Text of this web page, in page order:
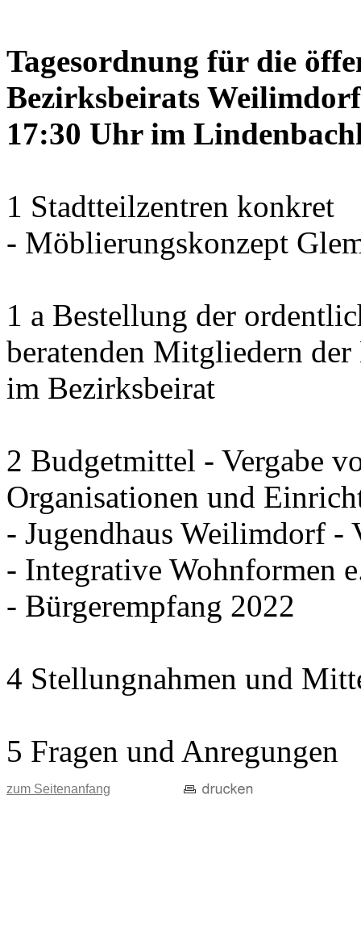
Tagesordnung für die
Bezirksbeirats
17:30 Uhr im
1 Stadtteilzentren konkret
- Möblierungskonzept
1 a Bestellung der
beratenden Mitgliedern
im Bezirksbeirat
2 Budgetmittel - Vergabe
Organisationen und
- Jugendhaus Weilimdorf -
- Integrative Wohnformen
- Bürgerempfang 2022
4 Stellungnahmen und
5 Fragen und Anregungen
zum Seitenanfang